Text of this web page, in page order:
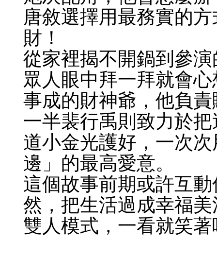
唐敘選擇用最務實的
財！
從家裡揭不開鍋到參
眾人眼中拜一拜就會心
事成的財神爺，他負
一半裴行禹則致力於把
道小金光護好，一次
邊」的最高愛意。
這個故事前期或許互
然，把生活過成幸福美
雙人模式，一看就笑